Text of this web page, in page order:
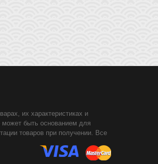
их характеристиках и
может быть основанием для
товаров при получении. Все